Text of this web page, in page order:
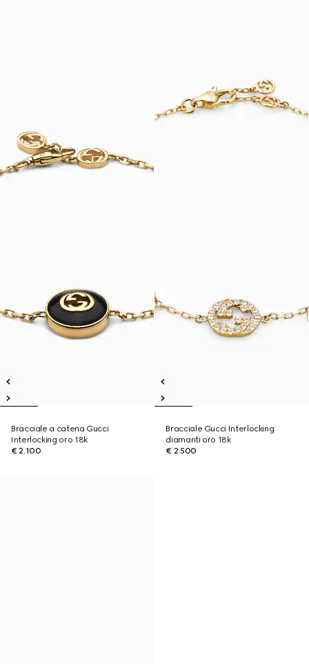
Bracciale a catena Gucci
Interlocking oro 18k
€ 2.100
Bracciale Gucci Interlocking
diamanti oro 18k
€ 2.500